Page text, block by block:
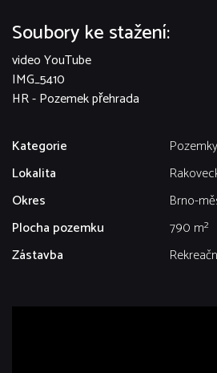
Soubory ke stažení:
video YouTube
IMG_5410
HR - Pozemek přehrada
Kategorie
Lokalita
Okres
Brno-
Plocha pozemku
790 m²
Zástavba